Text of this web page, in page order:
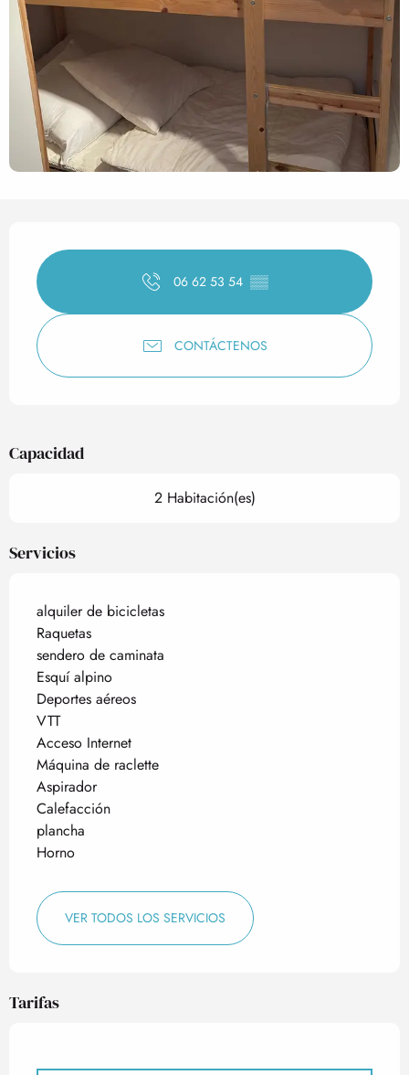
Horarios y datos de
06 62 53 54 ▒▒
CONTÁCTENOS
Capacidad
2 Habitación(es)
Servicios
alquiler de bicicletas
Raquetas
sendero de caminata
Esquí alpino
Deportes aéreos
VTT
Acceso Internet
Máquina de raclette
Aspirador
Calefacción
plancha
Horno
VER TODOS LOS SERVICIOS
Tarifas